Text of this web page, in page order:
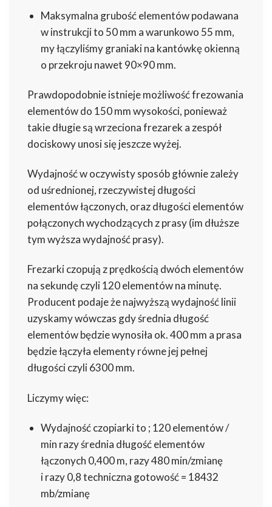
Maksymalna grubość elementów podawana
w instrukcji to 50 mm a warunkowo 55 mm,
my łączyliśmy graniaki na kantówkę okienną
o przekroju nawet 90×90 mm.
Prawdopodobnie istnieje możliwość frezowania
elementów do 150 mm wysokości, ponieważ
takie długie są wrzeciona frezarek a zespół
dociskowy unosi się jeszcze wyżej.
Wydajność w oczywisty sposób głównie zależy
od uśrednionej, rzeczywistej długości
elementów łączonych, oraz długości elementów
połączonych wychodzących z prasy (im dłuższe
tym wyższa wydajność prasy).
Frezarki czopują z prędkością dwóch elementów
na sekundę czyli 120 elementów na minutę.
Producent podaje że najwyższą wydajność linii
uzyskamy wówczas gdy średnia długość
elementów będzie wynosiła ok. 400 mm a prasa
będzie łączyła elementy równe jej pełnej
długości czyli 6300 mm.
Liczymy więc:
Wydajność czopiarki to ; 120 elementów /
min razy średnia długość elementów
łączonych 0,400 m, razy 480 min/zmianę
i razy 0,8 techniczna gotowość = 18432
mb/zmianę